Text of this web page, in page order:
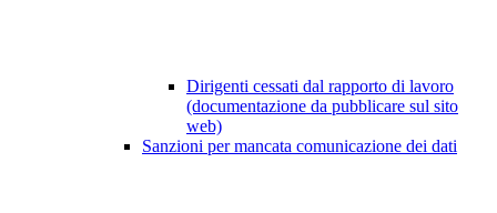
Dirigenti cessati dal rapporto di lavoro
(documentazione da pubblicare sul sito
web)
Sanzioni per mancata comunicazione dei dati